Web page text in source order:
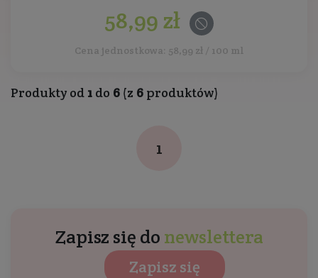
58,99 zł
Cena jednostkowa: 58,99 zł / 100 ml
Produkty od 1 do 6 (z 6 produktów)
1
Zapisz się do newslettera
Zapisz się